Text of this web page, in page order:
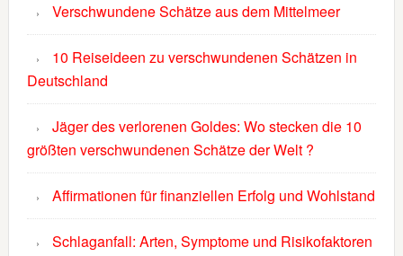
Verschwundene Schätze aus dem Mittelmeer
10 Reiseideen zu verschwundenen Schätzen in
Deutschland
Jäger des verlorenen Goldes: Wo stecken die 10
größten verschwundenen Schätze der Welt ?
Affirmationen für finanziellen Erfolg und Wohlstand
Schlaganfall: Arten, Symptome und Risikofaktoren